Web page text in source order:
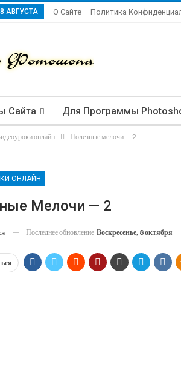
АВГУСТА О Сайте Политика
Сайта Для Программы
онлайн Полезные мелочи — 2
ОНЛАЙН
Мелочи — 2
Последнее обновление Воскресенье, 8 октября